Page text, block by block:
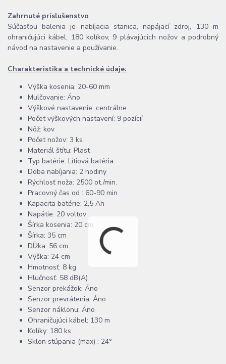
Zahrnuté príslušenstvo
Súčasťou balenia je nabíjacia stanica, napájací zdroj, 130 m
ohraničujúci kábel, 180 kolíkov, 9 plávajúcich nožov a podrobný
návod na nastavenie a používanie.
Charakteristika a technické údaje:
Výška kosenia: 20-60 mm
Mulčovanie: Áno
Výškové nastavenie: centrálne
Počet výškových nastavení: 9 pozícií
Nôž: kov
Počet nožov: 3 ks
Materiál štítu: Plast
Typ batérie: Lítiová batéria
Doba nabíjania: 2 hodiny
Rýchlosť noža: 2500 ot./min.
Pracovný čas od : 60-90 min
Kapacita batérie: 2,5 Ah
Napätie: 20 voltov
Šírka kosenia: 20 cm
Šírka: 35 cm
Dĺžka: 56 cm
Výška: 24 cm
Hmotnosť: 8 kg
Hlučnosť: 58 dB(A)
Senzor prekážok: Áno
Senzor prevrátenia: Áno
Senzor náklonu: Áno
Ohraničujúci kábel: 130 m
Kolíky: 180 ks
Sklon stúpania (max) : 24°